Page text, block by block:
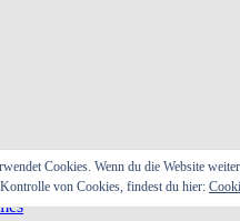
Alle Rechte vorbehalten.
Cookies. Wenn du die Website
von Cookies, findest du hier: